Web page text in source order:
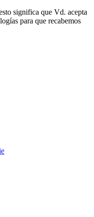
significa que Vd. acepta
para que recabemos